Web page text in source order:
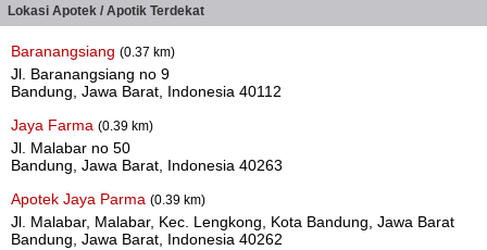
Lokasi Apotek / Apotik Terdekat
Baranangsiang (0.37 km)
Jl. Baranangsiang no 9
Bandung, Jawa Barat, Indonesia 40112
Jaya Farma (0.39 km)
Jl. Malabar no 50
Bandung, Jawa Barat, Indonesia 40263
Apotek Jaya Parma (0.39 km)
Jl. Malabar, Malabar, Kec. Lengkong, Kota Bandung, Jawa Barat
Bandung, Jawa Barat, Indonesia 40262